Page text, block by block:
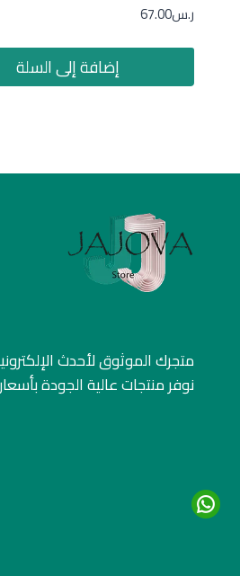
ر.س67.00
إضافة إلى السلة
متجرك الموثوق لأحدث
نوفر منتجات عالية الجودة